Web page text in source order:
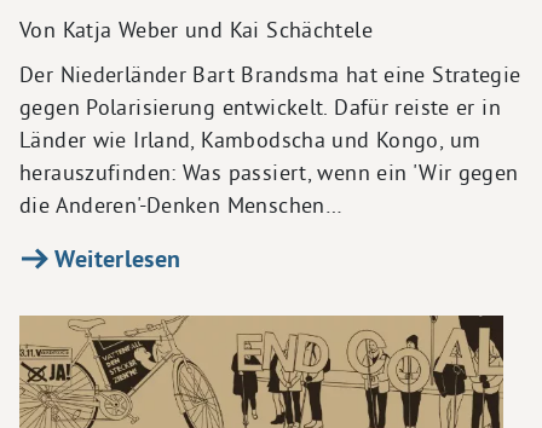
Von Katja Weber und Kai Schächtele
Der Niederländer Bart Brandsma hat eine Strategie
gegen Polarisierung entwickelt. Dafür reiste er in
Länder wie Irland, Kambodscha und Kongo, um
herauszufinden: Was passiert, wenn ein 'Wir gegen
die Anderen'-Denken Menschen…
Weiterlesen